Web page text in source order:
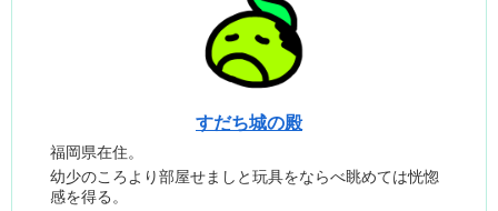
すだち城の殿
福岡県在住。
幼少のころより部屋せましと玩具をならべ眺めては恍惚
感を得る。